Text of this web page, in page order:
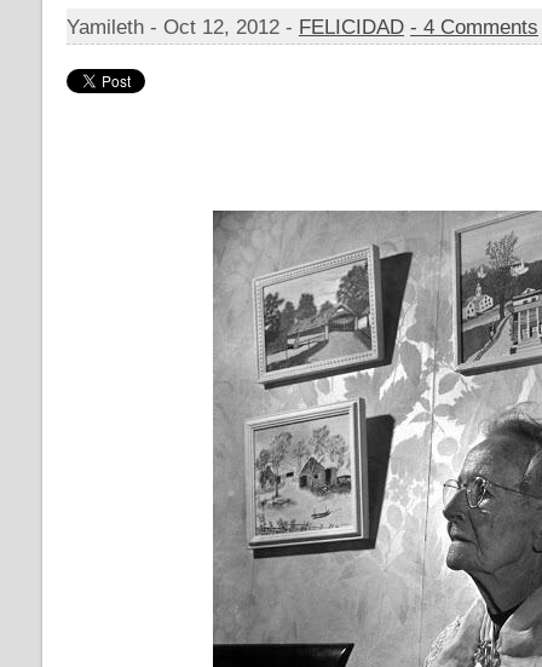
Yamileth - Oct 12, 2012 - FELICIDAD - 4 Comments